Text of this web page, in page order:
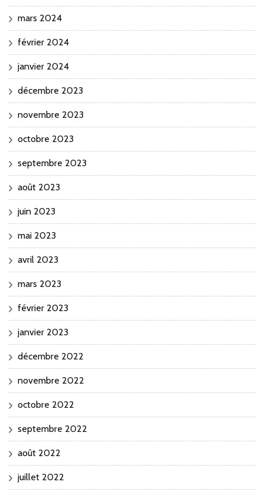
mars 2024
février 2024
janvier 2024
décembre 2023
novembre 2023
octobre 2023
septembre 2023
août 2023
juin 2023
mai 2023
avril 2023
mars 2023
février 2023
janvier 2023
décembre 2022
novembre 2022
octobre 2022
septembre 2022
août 2022
juillet 2022